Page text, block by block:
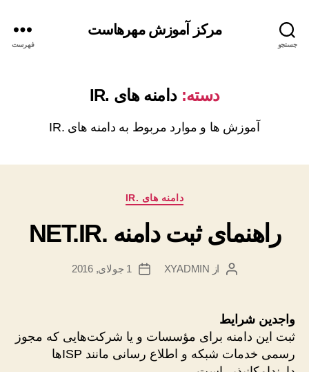
جستجو
مرکز آموزش مهرهاست
فهرست
دسته: دامنه های .IR
آموزش ها و موارد مربوط به دامنه های .IR
دسته‌ها
دامنه های .IR
راهنمای ثبت دامنه .NET.IR
نویسندهٔ
از XYADMIN
تاریخ
1 جولای, 2016
واجدین شرایط
ثبت این دامنه برای مؤسسات و یا شرکت‌هایی که مجوز
رسمی خدمات شبکه و اطلاع رسانی مانند ISPها